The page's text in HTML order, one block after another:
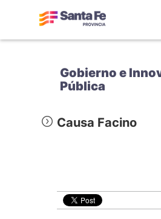
Gobierno e
Pública
Causa Facino